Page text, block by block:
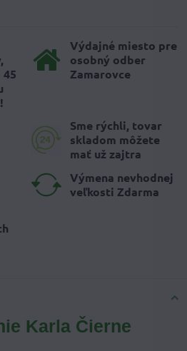
Výdajné miesto pre
osobný odber
Zamarovce
Sme rýchli, tovar
skladom môžete
mať už zajtra
Výmena nevhodnej
veľkosti Zdarma
Karla Čierne